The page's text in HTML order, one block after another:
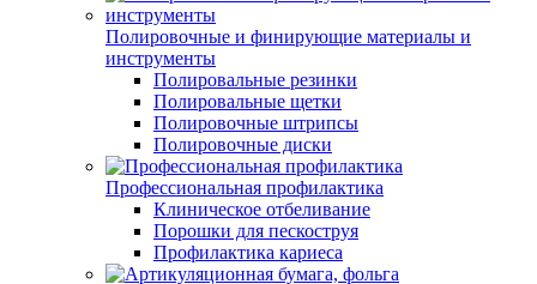
Полировочные и финирующие материалы и
инструменты
Полировальные резинки
Полировальные щетки
Полировочные штрипсы
Полировочные диски
Профессиональная профилактика
Клиническое отбеливание
Порошки для пескоструя
Профилактика кариеса